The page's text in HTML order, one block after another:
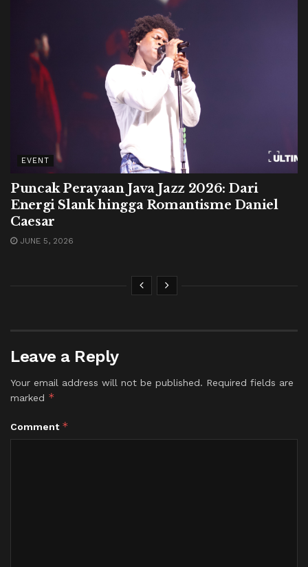
EVENT
Puncak Perayaan Java Jazz 2026: Dari
Energi Slank hingga Romantisme Daniel
Caesar
JUNE 5, 2026
Leave a Reply
Your email address will not be published. Required fields are
marked *
Comment *